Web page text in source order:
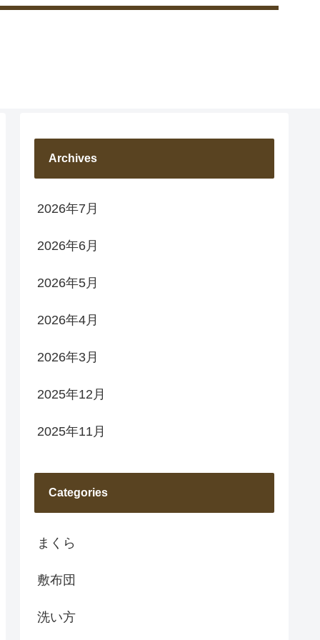
Archives
2026年7月
2026年6月
2026年5月
2026年4月
2026年3月
2025年12月
2025年11月
Categories
まくら
敷布団
洗い方